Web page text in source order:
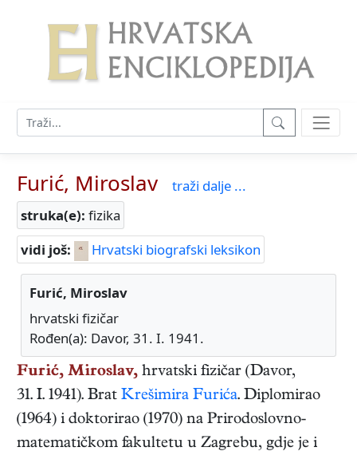
Furić, Miroslav
traži dalje ...
struka(e): fizika
vidi još:
Hrvatski biografski leksikon
Furić, Miroslav
hrvatski fizičar
Rođen(a): Davor, 31. I. 1941.
Furić, Miroslav, hrvatski fizičar (Davor,
31. I. 1941). Brat Krešimira Furića. Diplomirao
(1964) i doktorirao (1970) na Prirodoslovno-
matematičkom fakultetu u Zagrebu, gdje je i